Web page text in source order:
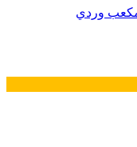
مكعب وردي